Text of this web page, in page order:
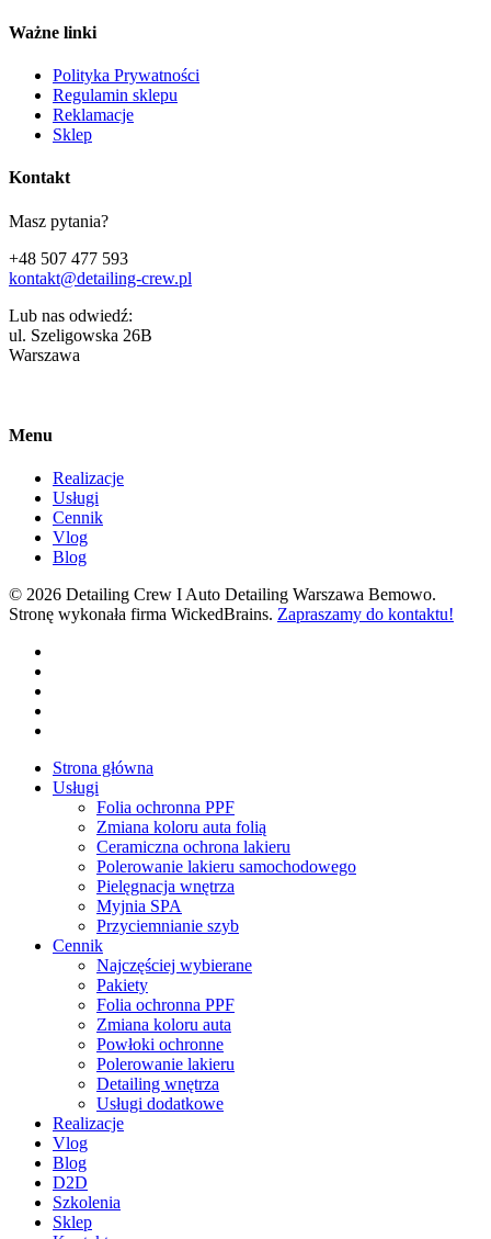
Ważne linki
Polityka Prywatności
Regulamin sklepu
Reklamacje
Sklep
Kontakt
Masz pytania?
+48 507 477 593
kontakt@detailing-crew.pl
Lub nas odwiedź:
ul. Szeligowska 26B
Warszawa
Menu
Realizacje
Usługi
Cennik
Vlog
Blog
© 2026 Detailing Crew I Auto Detailing Warszawa Bemowo.
Stronę wykonała firma WickedBrains. Zapraszamy do kontaktu!
Close
Menu
Strona główna
Usługi
Folia ochronna PPF
Zmiana koloru auta folią
Ceramiczna ochrona lakieru
Polerowanie lakieru samochodowego
Pielęgnacja wnętrza
Myjnia SPA
Przyciemnianie szyb
Cennik
Najczęściej wybierane
Pakiety
Folia ochronna PPF
Zmiana koloru auta
Powłoki ochronne
Polerowanie lakieru
Detailing wnętrza
Usługi dodatkowe
Realizacje
Vlog
Blog
D2D
Szkolenia
Sklep